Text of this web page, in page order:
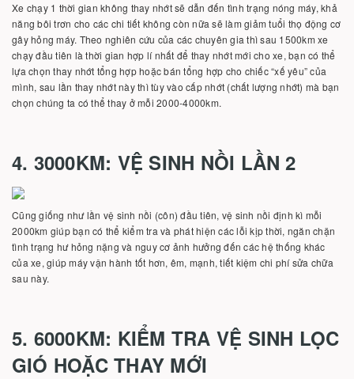
Xe chạy 1 thời gian không thay nhớt sẽ dẫn đến tình trạng nóng máy, khả
năng bôi trơn cho các chi tiết không còn nữa sẽ làm giảm tuổi thọ động cơ
gây hỏng máy. Theo nghiên cứu của các chuyên gia thì sau 1500km xe
chạy đầu tiên là thời gian hợp lí nhất để thay nhớt mới cho xe, bạn có thể
lựa chọn thay nhớt tổng hợp hoặc bán tổng hợp cho chiếc “xế yêu” của
mình, sau lần thay nhớt này thì tùy vào cấp nhớt (chất lượng nhớt) mà bạn
chọn chúng ta có thể thay ở mỗi 2000-4000km.
4. 3000KM: VỆ SINH NỒI LẦN 2
Cũng giống như lần vệ sinh nồi (côn) đầu tiên, vệ sinh nồi định kì mỗi
2000km giúp bạn có thể kiểm tra và phát hiện các lỗi kịp thời, ngăn chặn
tình trạng hư hỏng nặng và nguy cơ ảnh hưởng đến các hệ thống khác
của xe, giúp máy vận hành tốt hơn, êm, mạnh, tiết kiệm chi phí sửa chữa
sau này.
5. 6000KM: KIỂM TRA VỆ SINH LỌC
GIÓ HOẶC THAY MỚI